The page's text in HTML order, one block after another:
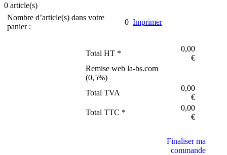
0 article(s)
Nombre d’article(s) dans votre
panier :
0 Imprimer
Total HT *
0,00
€
Remise web la-bs.com
(0,5%)
Total TVA
0,00
€
Total TTC *
0,00
€
Finaliser ma
commande